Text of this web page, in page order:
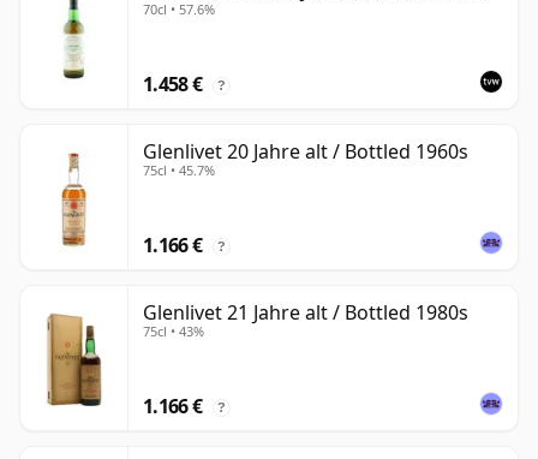
70cl • 57.6%
1.458 € ?
Glenlivet 20 Jahre alt / Bottled 1960s
75cl • 45.7%
1.166 € ?
Glenlivet 21 Jahre alt / Bottled 1980s
75cl • 43%
1.166 € ?